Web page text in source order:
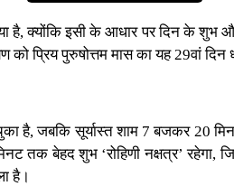
है, क्योंकि इसी के आधार पर दिन के
को प्रिय पुरुषोत्तम मास का यह 29वां
है, जबकि सूर्यास्त शाम 7 बजकर 20
तक बेहद शुभ ‘रोहिणी नक्षत्र’
है।